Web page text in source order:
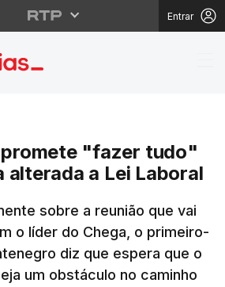
Entrar
promete
"fazer tudo"
alterada a Lei Laboral
sobre a reunião que vai
o líder do Chega, o primeiro-
diz que espera que o
um obstáculo no caminho